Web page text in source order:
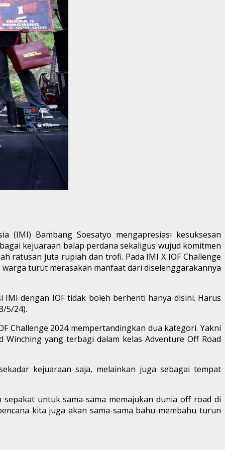
(IMI) Bambang Soesatyo mengapresiasi kesuksesan
kejuaraan balap perdana sekaligus wujud komitmen
ratusan juta rupiah dan trofi. Pada IMI X IOF Challenge
turut merasakan manfaat dari diselenggarakannya
dengan IOF tidak boleh berhenti hanya disini. Harus
5/24).
Challenge 2024 mempertandingkan dua kategori. Yakni
Winching yang terbagi dalam kelas Adventure Off Road
kejuaraan saja, melainkan juga sebagai tempat
untuk sama-sama memajukan dunia off road di
kita juga akan sama-sama bahu-membahu turun